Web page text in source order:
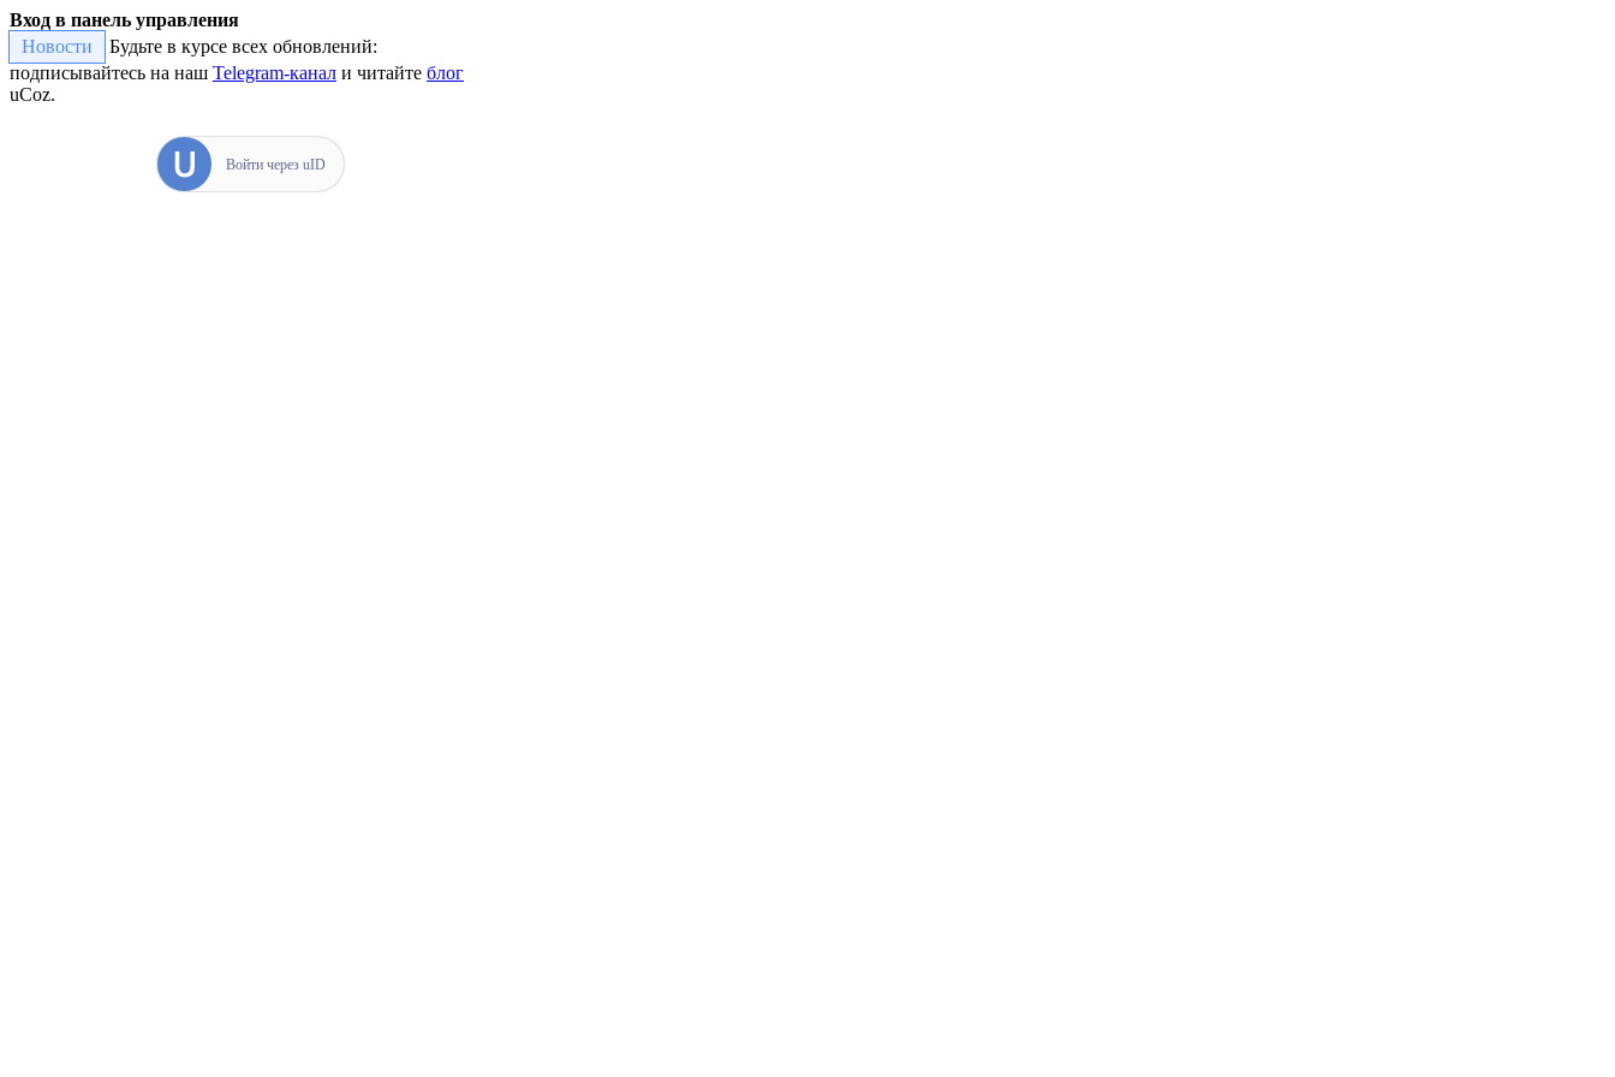
Вход в панель управления
Новости
Будьте в курсе всех обновлений:
подписывайтесь на наш Telegram-канал и читайте блог
uCoz.
Войти через uID